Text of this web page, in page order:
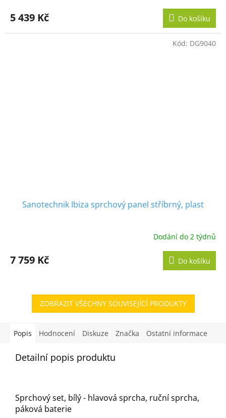
5 439 Kč Do košíku
Sanotechnik Ibiza sprchový panel stříbrný, plast
Dodání do 2 týdnů
7 759 Kč Do košíku
Kód: DG9040
ZOBRAZIT VŠECHNY SOUVISEJÍCÍ PRODUKTY
Popis Hodnocení Diskuze Značka Ostatní informace
Detailní popis produktu
Sprchový set, bílý - hlavová sprcha, ruční sprcha,
páková baterie